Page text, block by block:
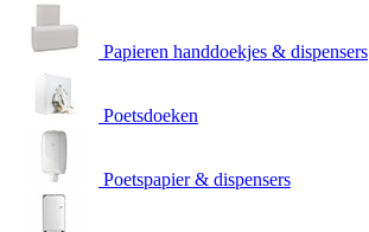
Papieren handdoekjes & dispensers
Poetsdoeken
Poetspapier & dispensers